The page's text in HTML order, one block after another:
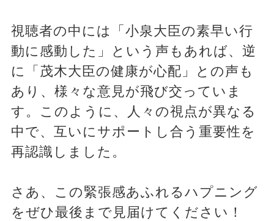
視聴者の中には「小泉大臣の素早い行
動に感動した」という声もあれば、逆
に「茂木大臣の健康が心配」との声も
あり、様々な意見が飛び交っていま
す。このように、人々の視点が異なる
中で、互いにサポートし合う重要性を
再認識しました。
さあ、この緊張感あふれるハプニング
をぜひ最後まで見届けてください！